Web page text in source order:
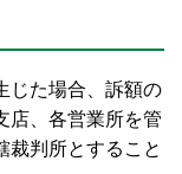
じた場合、訴額の
店、各営業所を管
裁判所とすること